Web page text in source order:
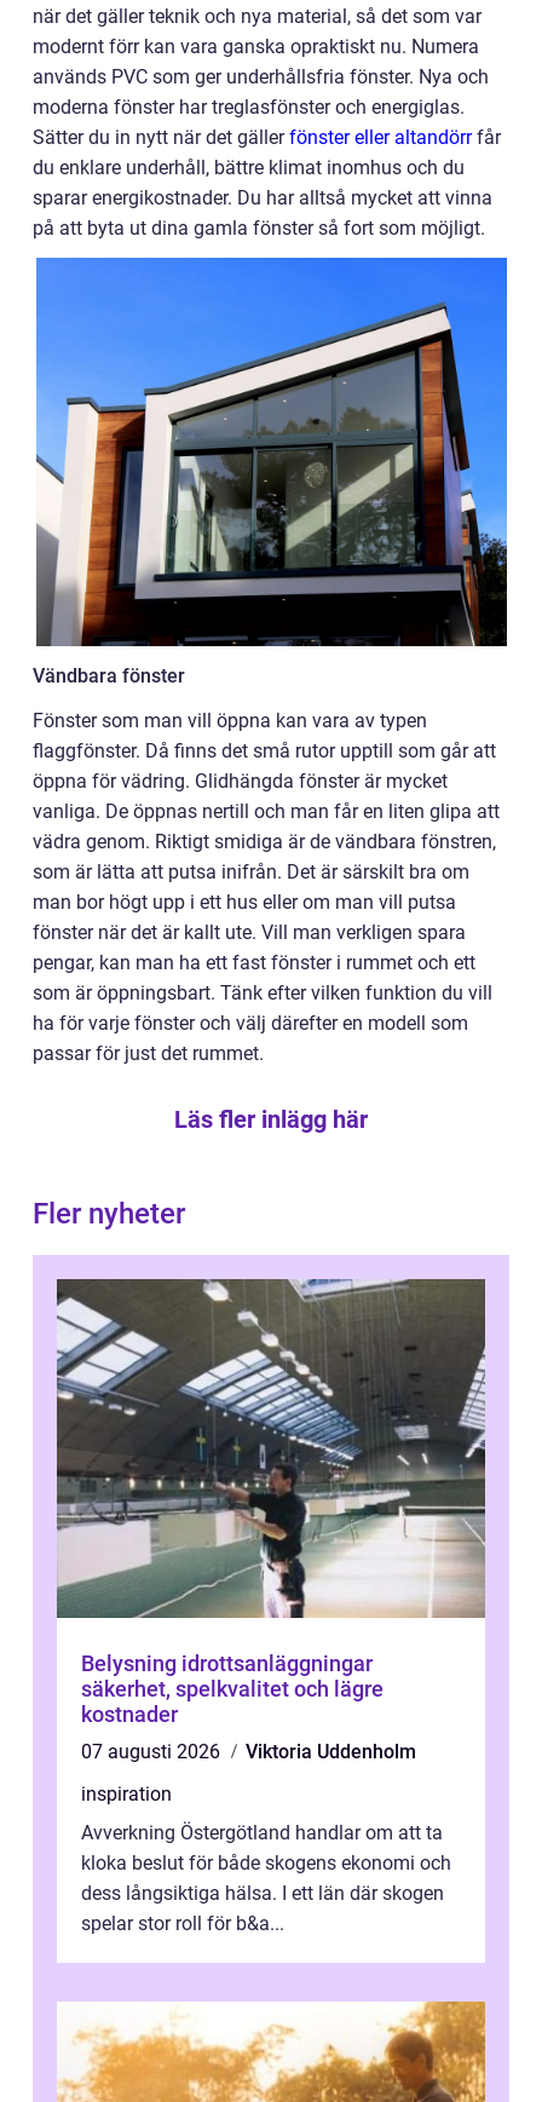
när det gäller teknik och nya material, så det som var
modernt förr kan vara ganska opraktiskt nu. Numera
används PVC som ger underhållsfria fönster. Nya och
moderna fönster har treglasfönster och energiglas.
Sätter du in nytt när det gäller fönster eller altandörrfår
du enklare underhåll, bättre klimat inomhus och du
sparar energikostnader. Du har alltså mycket att vinna
på att byta ut dina gamla fönster så fort som möjligt.
Vändbara fönster
Fönster som man vill öppna kan vara av typen
flaggfönster. Då finns det små rutor upptill som går att
öppna för vädring. Glidhängda fönster är mycket
vanliga. De öppnas nertill och man får en liten glipa att
vädra genom. Riktigt smidiga är de vändbara fönstren,
som är lätta att putsa inifrån. Det är särskilt bra om
man bor högt upp i ett hus eller om man vill putsa
fönster när det är kallt ute. Vill man verkligen spara
pengar, kan man ha ett fast fönster i rummet och ett
som är öppningsbart. Tänk efter vilken funktion du vill
ha för varje fönster och välj därefter en modell som
passar för just det rummet.
Läs fler inlägg här
Fler nyheter
Belysning idrottsanläggningar
säkerhet, spelkvalitet och lägre
kostnader
07 augusti 2026
Viktoria Uddenholm
inspiration
Avverkning Östergötland handlar om att ta
kloka beslut för både skogens ekonomi och
dess långsiktiga hälsa. I ett län där skogen
spelar stor roll för b&a...